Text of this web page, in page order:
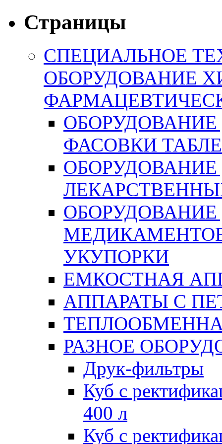
Страницы
СПЕЦИАЛЬНОЕ
ОБОРУДОВАНИЕ
ФАСОВКИ
УКУПОРКИ
ЕМКОСТНАЯ
АППАРАТЫ С
РАЗНОЕ
Друк-фильтры
Куб с
400 л
Куб с